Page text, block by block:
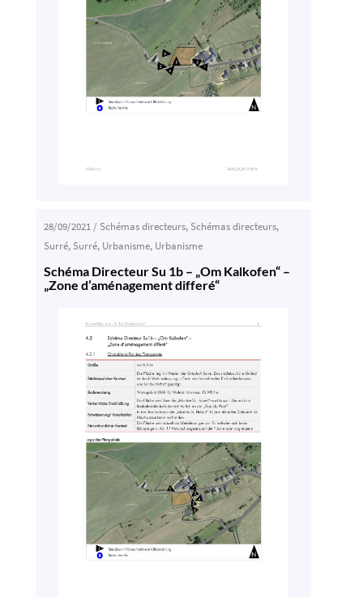
28/09/2021/Schémas directeurs,Schémas directeurs,
Surré,Surré, Urbanisme, Urbanisme
Schéma Directeur Su 1b – „Om Kalkofen“ –
„Zone d’aménagement differé“